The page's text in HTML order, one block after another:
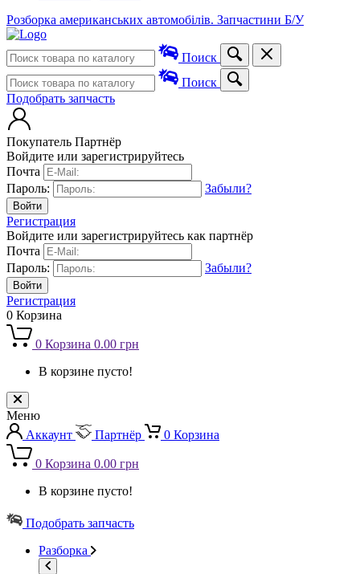
Розборка американських автомобілів. Запчастини Б/У
Поиск
Поиск
Подобрать запчасть
Покупатель Партнёр
Войдите или зарегистрируйтесь
Почта
Пароль:
Забыли?
Регистрация
Войдите или зарегистрируйтесь как партнёр
Почта
Пароль:
Забыли?
Регистрация
0 Корзина
0 Корзина 0.00 грн
В корзине пусто!
Меню
Аккаунт
Партнёр 0 Корзина
0 Корзина 0.00 грн
В корзине пусто!
Подобрать запчасть
Разборка